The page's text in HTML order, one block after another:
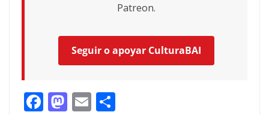
Patreon.
Seguir o apoyar CulturaBAI
F M E